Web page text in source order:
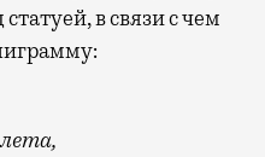
в связи с чем